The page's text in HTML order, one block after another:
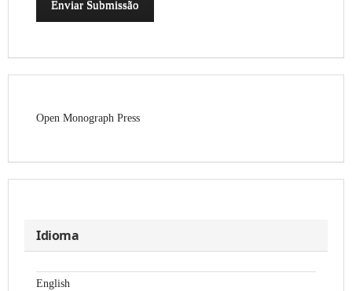
Enviar Submissão
Open Monograph Press
Idioma
English